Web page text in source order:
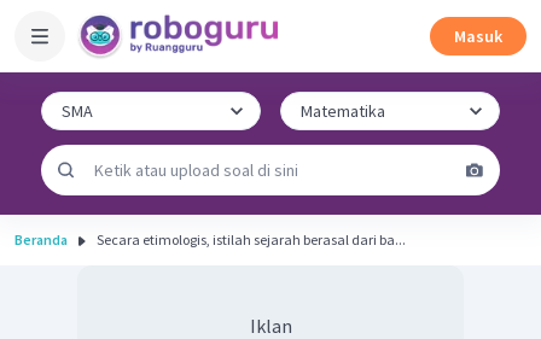
Masuk
Beranda Secara etimologis, istilah sejarah berasal dari ba...
Iklan